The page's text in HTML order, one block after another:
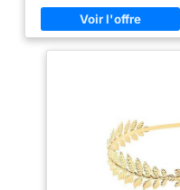
étincelants, de délicats
pendentifs goutte et d'élégants
motifs de feuilles Ceinture à
plusieurs rangs en chaîne
donne un caractère royal et
mythologique à toute tenue
Convient pour les fêtes
costumées, Halloween, le
carnaval, les mariages, les